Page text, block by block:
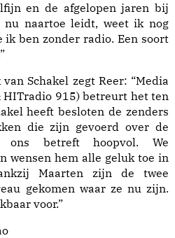
en de afgelopen jaren bij
nu naartoe leidt, weet ik nog
ben zonder radio. Een soort
Schakel zegt Reer: “Media
HITradio 915) betreurt het ten
heeft besloten de zenders
die zijn gevoerd over de
ons betreft hoopvol. We
wensen hem alle geluk toe in
Maarten zijn de twee
gekomen waar ze nu zijn.
voor.”